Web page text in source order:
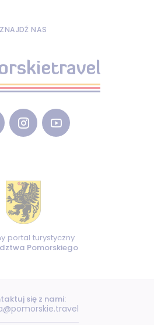
ZNAJDŹ NAS
portal turystyczny
Pomorskiego
się z nami: